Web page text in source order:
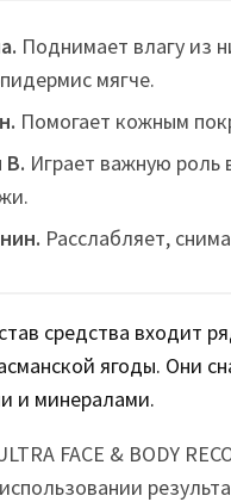
Поднимает влагу из
мягче.
Помогает кожным
В. Играет важную роль
Расслабляет,
средства входит
ягоды. Они
и минералами.
FACE & BODY